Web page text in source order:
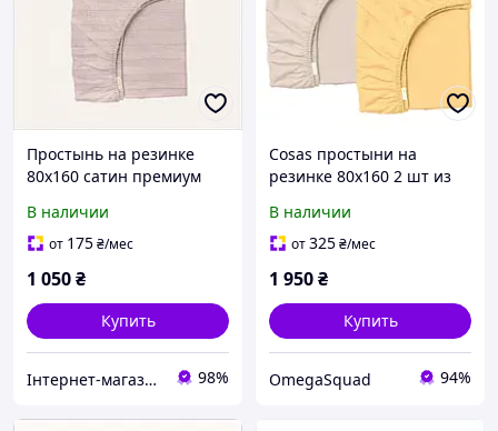
Простынь на резинке
80х160 сатин премиум
В наличии
от 175₴/мес
1 050₴
Купить
Інтернет-магазин NeonLemon 98%
Cosas простыни на
резинке 80х160 2 шт из
8558KT576E
В наличии
от325₴/мес
1 950₴
Купить
OmegaSquad 94%